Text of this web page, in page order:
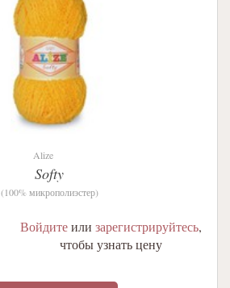
Alize
Softy
(100% микрополиэстер)
Войдитеили зарегистрируйтесь,
чтобы узнать цену